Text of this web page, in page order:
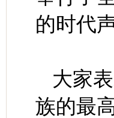
的时代
大家
族的最